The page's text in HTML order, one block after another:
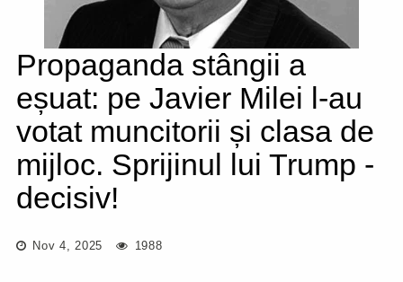
Propaganda stângii a
eșuat: pe Javier Milei l-au
votat muncitorii și clasa de
mijloc. Sprijinul lui Trump -
decisiv!
Nov 4, 2025 1988